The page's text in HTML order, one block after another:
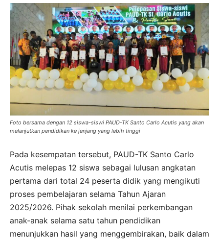
Foto bersama dengan 12 siswa-siswi PAUD-TK Santo Carlo Acutis yang akan
melanjutkan pendidikan ke jenjang yang lebih tinggi
Pada kesempatan tersebut, PAUD-TK Santo Carlo
Acutis melepas 12 siswa sebagai lulusan angkatan
pertama dari total 24 peserta didik yang mengikuti
proses pembelajaran selama Tahun Ajaran
2025/2026. Pihak sekolah menilai perkembangan
anak-anak selama satu tahun pendidikan
menunjukkan hasil yang menggembirakan, baik dalam